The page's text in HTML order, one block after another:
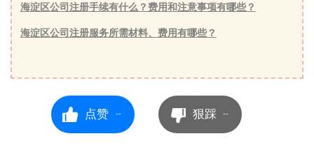
海淀区公司注册手续有什么？费用和注意事项有哪些？
海淀区公司注册服务所需材料、费用有哪些？
点赞 -- 狠踩 --